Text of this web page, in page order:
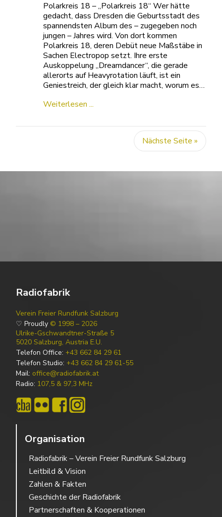
Polarkreis 18 – „Polarkreis 18“ Wer hätte
gedacht, dass Dresden die Geburtsstadt des
spannendsten Album des – zugegeben noch
jungen – Jahres wird. Von dort kommen
Polarkreis 18, deren Debüt neue Maßstäbe in
Sachen Electropop setzt. Ihre erste
Auskoppelung „Dreamdancer“, die gerade
allerorts auf Heavyrotation läuft, ist ein
Geniestreich, der gleich klar macht, worum es…
Weiterlesen ...
Nächste Seite »
Radiofabrik
Verein Freier Rundfunk Salzburg
♡ Proudly © 1998 – 2026
Ulrike-Gschwandtner-Straße 5
5020 Salzburg, Austria E.U.
Telefon Office: +43 662 84 29 61
Telefon Studio: +43 662 84 29 61-55
Mail: office@radiofabrik.at
Radio: 107,5 & 97,3 MHz
Organisation
Radiofabrik – Verein Freier Rundfunk Salzburg
Leitbild & Vision
Zahlen & Fakten
Geschichte der Radiofabrik
Partnerschaften & Kooperationen